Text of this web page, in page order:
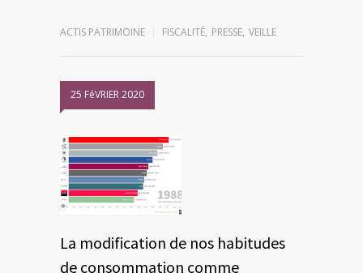
ACTIS PATRIMOINE FISCALITÉ, PRESSE, VEILLE
25 FéVRIER 2020
La modification de nos habitudes
de consommation comme